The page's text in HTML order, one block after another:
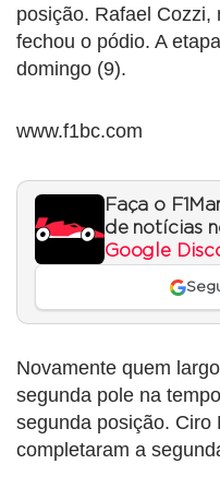
posição. Rafael Cozzi,
fechou o pódio. A
domingo (9).
www.f1bc.com
Faça o
de notícias
Google
Novamente quem
segunda pole na
segunda posição. Ciro
completaram a